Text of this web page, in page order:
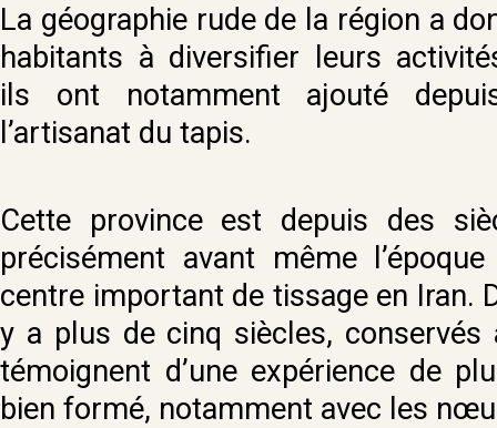
La géographie rude de la région a
habitants à diversifier leurs
ils ont notamment ajouté
l’artisanat du tapis.
Cette province est depuis des
précisément avant même
centre important de tissage en Iran.
y a plus de cinq siècles, conservés
témoignent d’une expérience de
bien formé, notamment avec les